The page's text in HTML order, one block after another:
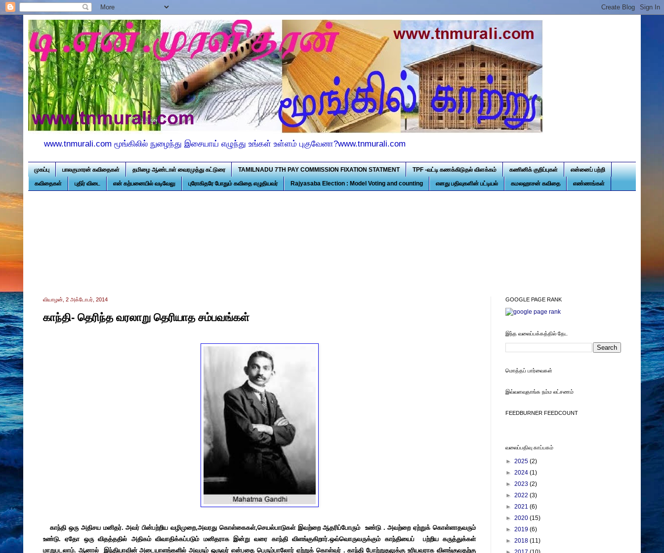
www.tnmurali.com மூங்கிலில் நுழைந்து இசையாய் எழுந்து உங்கள் உள்ளம் புகுவேனா?www.tnmurali.com
முகப்பு பாலகுமாரன் கவிதைகள் தமிழை ஆண்டாள் வைரமுத்து கட்டுரை TAMILNADU 7TH PAY COMMISSION FIXATION STATMENT TPF -வட்டி கணக்கிடுதல் விளக்கம் கணினிக் குறிப்புகள் என்னைப் பற்றி
கவிதைகள் புதிர் விடை என் கற்பனையில் வடிவேலு புரோகிதரே போதும் கவிதை எழுதியவர் Rajyasaba Election : Model Voting and counting எனது பதிவுகளின் பட்டியல் கமலஹாசன் கவிதை எண்ணங்கள்
வியாழன், 2 அக்டோபர், 2014
காந்தி- தெரிந்த வரலாறு தெரியாத சம்பவங்கள்
காந்தி ஒரு அதிசய மனிதர். அவர் பின்பற்றிய வழிமுறை,அவரது கொள்கைகள்,செயல்பாடுகள் இவற்றை ஆதரிப்போரும் உண்டு . அவற்றை ஏற்றுக் கொள்ளாதவரும்
உண்டு. ஏதோ ஒரு விதத்ததில் அதிகம் விவாதிக்கப்படும் மனிதராக இன்று வரை காந்தி விளங்குகிறார்.ஒவ்வொருவருக்கும் காந்தியைப் பற்றிய கருத்துக்கள்
மாறுபடலாம். ஆனால் இந்தியாவின் அடையாளங்களில் அவரும் ஒருவர் என்பதை பெரும்பாலோர் ஏற்றுக் கொள்வர் . காந்தி போற்றுதலுக்கு உரியவராக விளங்குவதற்கு
GOOGLE PAGE RANK
இந்த வலைப்பக்கத்தில் தேட
மொத்தப் பார்வைகள்
இவ்வளவுதாங்க நம்ம லட்சணம்
FEEDBURNER FEEDCOUNT
வலைப்பதிவு காப்பகம்
► 2025 (2)
► 2024 (1)
► 2023 (2)
► 2022 (3)
► 2021 (6)
► 2020 (15)
► 2019 (6)
► 2018 (11)